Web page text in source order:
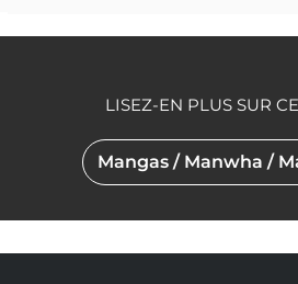
Mangas / Manwha /
LISEZ-EN PLUS SUR